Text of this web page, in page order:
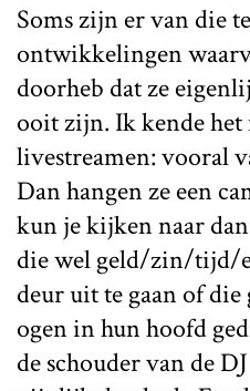
Soms zijn er van die
ontwikkelingen
doorheb dat ze
ooit zijn. Ik kende
livestreamen: vooral
Dan hangen ze een
kun je kijken naar
die wel geld/zin/tijd/
deur uit te gaan of
ogen in hun hoofd
de schouder van de